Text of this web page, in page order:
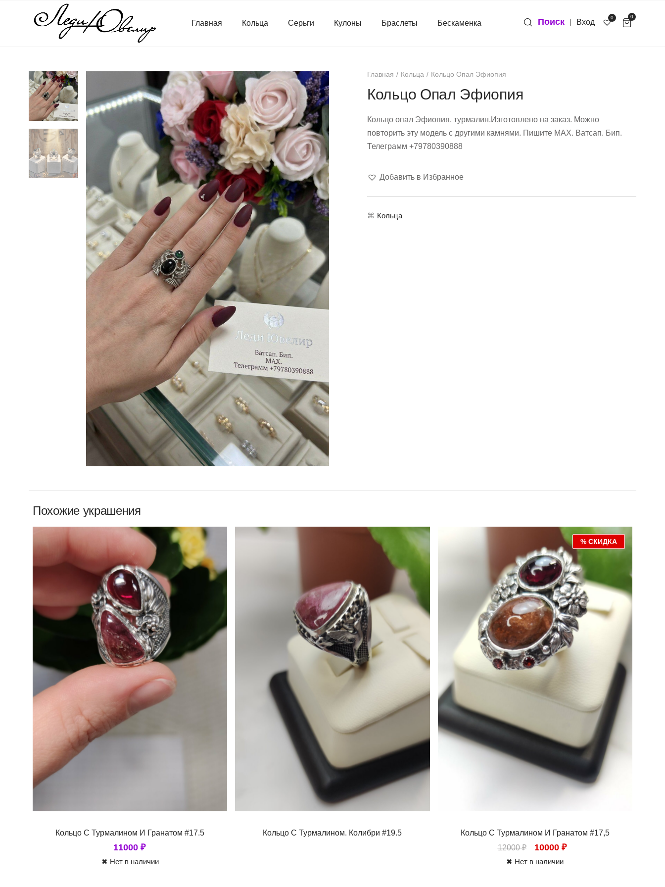
Главная Кольца Серьги Кулоны Браслеты Бескаменка Поиск Вход
0 0
Главная Кольца Кольцо Опал Эфиопия
Кольцо Опал Эфиопия
Кольцо опал Эфиопия, турмалин.Изготовлено на заказ. Можно
повторить эту модель с другими камнями. Пишите МАХ. Ватсап. Бип.
Телеграмм +79780390888
Добавить в Избранное
⌘ Кольца
Похожие украшения
Кольцо С Турмалином И Гранатом #17.5
11000₽
✖ Нет в наличии
Кольцо С Турмалином. Колибри #19.5
% СКИДКА
Кольцо С Турмалином И Гранатом #17,5
12000₽ 10000 ₽
✖ Нет в наличии